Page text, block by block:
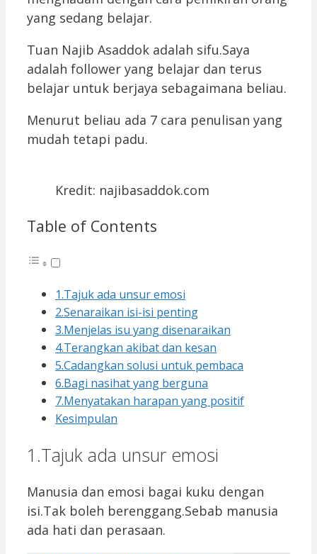
yang sedang belajar.
Tuan Najib Asaddok adalah sifu.Saya
adalah follower yang belajar dan terus
belajar untuk berjaya sebagaimana beliau.
Menurut beliau ada 7 cara penulisan yang
mudah tetapi padu.
Kredit: najibasaddok.com
Table of Contents
1.Tajuk ada unsur emosi
2.Senaraikan isi-isi penting
3.Menjelas isu yang disenaraikan
4.Terangkan akibat dan kesan
5.Cadangkan solusi untuk pembaca
6.Bagi nasihat yang berguna
7.Menyatakan harapan yang positif
Kesimpulan
1.Tajuk ada unsur emosi
Manusia dan emosi bagai kuku dengan
isi.Tak boleh berenggang.Sebab manusia
ada hati dan perasaan.